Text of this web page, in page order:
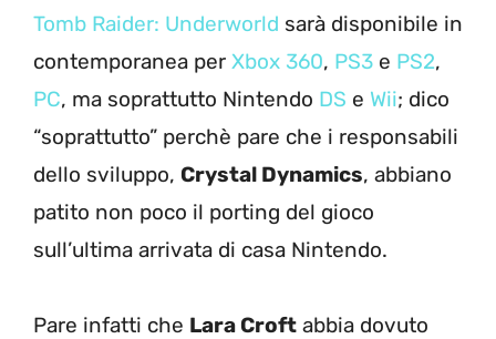
Tomb Raider: Underworld sarà disponibile in
contemporanea per Xbox 360, PS3 e PS2,
PC, ma soprattutto Nintendo DS e Wii; dico
“soprattutto” perchè pare che i responsabili
dello sviluppo, Crystal Dynamics, abbiano
patito non poco il porting del gioco
sull’ultima arrivata di casa Nintendo.
Pare infatti che Lara Croft abbia dovuto